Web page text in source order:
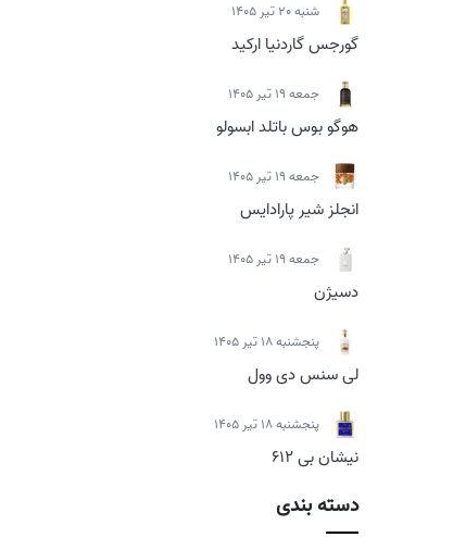
شنبه 20 تیر 1405
گورجس گاردنیا ارکید
جمعه 19 تیر 1405
هوگو بوس باتلد ابسولو
جمعه 19 تیر 1405
انجلز شیر پارادایس
جمعه 19 تیر 1405
دسیژن
پنجشنبه 18 تیر 1405
لی سنس دی وول
پنجشنبه 18 تیر 1405
نیشان بی 612
دسته بندی